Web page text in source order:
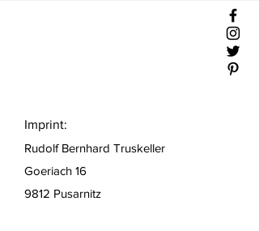
Imprint:
Rudolf Bernhard Truskeller
Goeriach 16
9812 Pusarnitz